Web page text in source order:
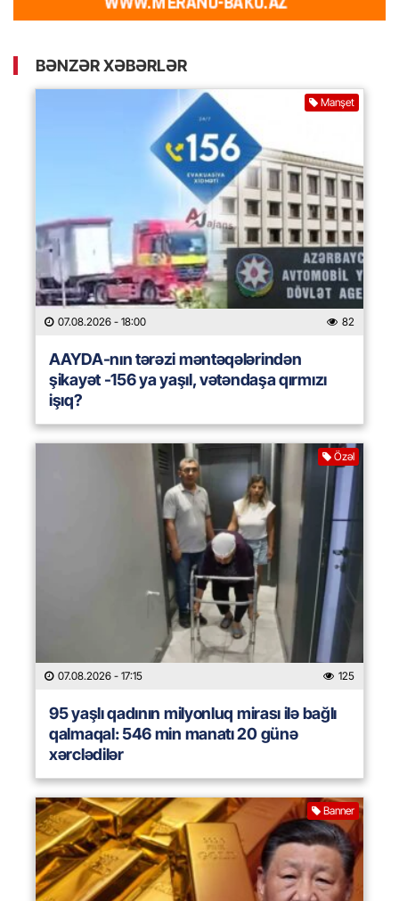
BƏNZƏR XƏBƏRLƏR
Manşet
07.08.2026 - 18:00 82
AAYDA-nın tərəzi məntəqələrindən
şikayət -156 ya yaşıl, vətəndaşa qırmızı
işıq?
Özəl
07.08.2026 - 17:15 125
95 yaşlı qadının milyonluq mirası ilə bağlı
qalmaqal: 546 min manatı 20 günə
xərclədilər
Banner